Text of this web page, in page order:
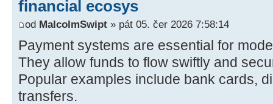
financial ecosys
od MalcolmSwipt » pát 05. čer 2026 7:58:14
Payment systems are essential for
They allow funds to flow swiftly and
Popular examples include bank cards,
transfers.